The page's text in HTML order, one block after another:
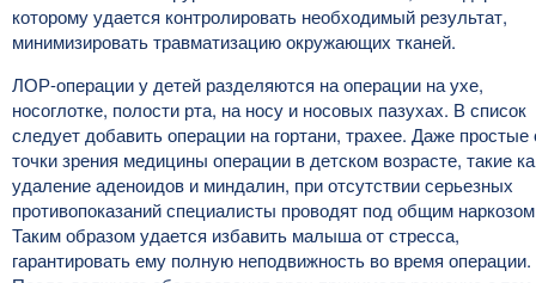
которому удается контролировать необходимый результат,
минимизировать травматизацию окружающих тканей.
ЛОР-операции у детей разделяются на операции на ухе,
носоглотке, полости рта, на носу и носовых пазухах. В список
следует добавить операции на гортани, трахее. Даже простые
точки зрения медицины операции в детском возрасте, такие
удаление аденоидов и миндалин, при отсутствии серьезных
противопоказаний специалисты проводят под общим
Таким образом удается избавить малыша от стресса,
гарантировать ему полную неподвижность во время операции.